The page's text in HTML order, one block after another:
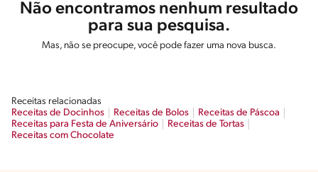
Não encontramos nenhum resultado
para sua pesquisa.
Mas, não se preocupe, você pode fazer uma nova busca.
Receitas relacionadas
Receitas de Docinhos
Receitas de Bolos
Receitas de Páscoa
Receitas para Festa de Aniversário
Receitas de Tortas
Receitas com Chocolate